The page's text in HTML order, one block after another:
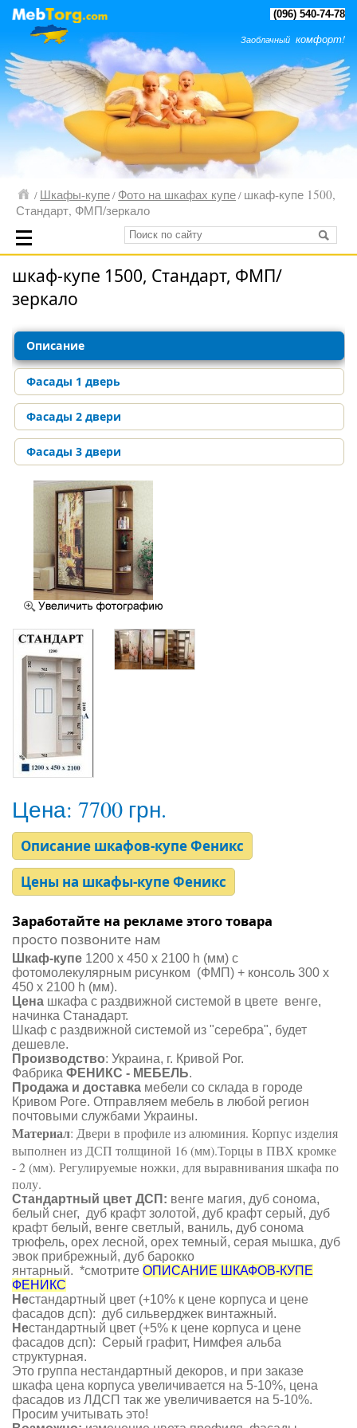
(096) 540-74-78
Заоблачный комфорт!
/ Шкафы-купе/ Фото на шкафах купе/ шкаф-купе 1500,
Стандарт, ФМП/зеркало
шкаф-купе 1500, Стандарт, ФМП/
зеркало
Описание
Фасады 1 дверь
Фасады 2 двери
Фасады 3 двери
Цена: 7700 грн.
Описание шкафов-купе Феникс
Цены на шкафы-купе Феникс
Заработайте на рекламе этого товара
просто позвоните нам
Шкаф-купе 1200 х 450 х 2100 h (мм) с
фотомолекулярным рисунком (ФМП) + консоль 300 х
450 х 2100 h (мм).
Цена шкафа с раздвижной системой в цвете венге,
начинка Станадарт.
Шкаф с раздвижной системой из "серебра", будет
дешевле.
Производство: Украина, г. Кривой Рог.
Фабрика ФЕНИКС - МЕБЕЛЬ.
Продажа и доставка мебели со склада в городе
Кривом Роге. Отправляем мебель в любой регион
почтовыми службами Украины.
Материал: Двери в профиле из алюминия. Корпус изделия
выполнен из ДСП толщиной 16 (мм).Торцы в ПВХ кромке
- 2 (мм). Регулируемые ножки, для выравнивания шкафа по
полу.
Стандартный цвет ДСП : венге магия, дуб сонома,
белый снег, дуб крафт золотой, дуб крафт серый, дуб
крафт белый, венге светлый, ваниль, дуб сонома
трюфель, орех лесной, орех темный, серая мышка, дуб
эвок прибрежный, дуб барокко
янтарный. *смотрите ОПИСАНИЕ ШКАФОВ-КУПЕ
ФЕНИКС
Нестандартный цвет (+10% к цене корпуса и цене
фасадов дсп): дуб сильверджек винтажный.
Нестандартный цвет (+5% к цене корпуса и цене
фасадов дсп): Серый графит, Нимфея альба
структурная.
Это группа нестандартный декоров, и при заказе
шкафа цена корпуса увеличивается на 5-10%, цена
фасадов из ЛДСП так же увеличивается на 5-10%.
Просим учитывать это!